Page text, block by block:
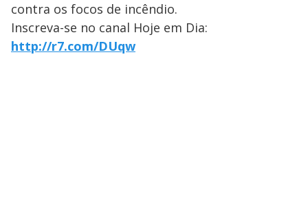
contra os focos de incêndio.
Inscreva-se no canal Hoje em Dia:
http://r7.com/DUqw